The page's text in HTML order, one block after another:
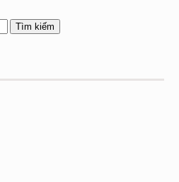
Tìm kiếm